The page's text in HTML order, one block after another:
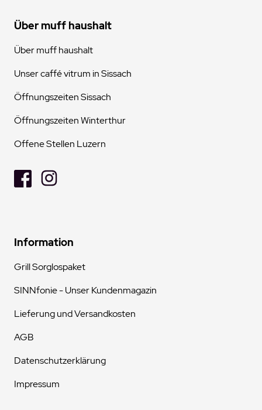
Über muff haushalt
Über muff haushalt
Unser caffé vitrum in Sissach
Öffnungszeiten Sissach
Öffnungszeiten Winterthur
Offene Stellen Luzern
Information
Grill Sorglospaket
SINNfonie - Unser Kundenmagazin
Lieferung und Versandkosten
AGB
Datenschutzerklärung
Impressum